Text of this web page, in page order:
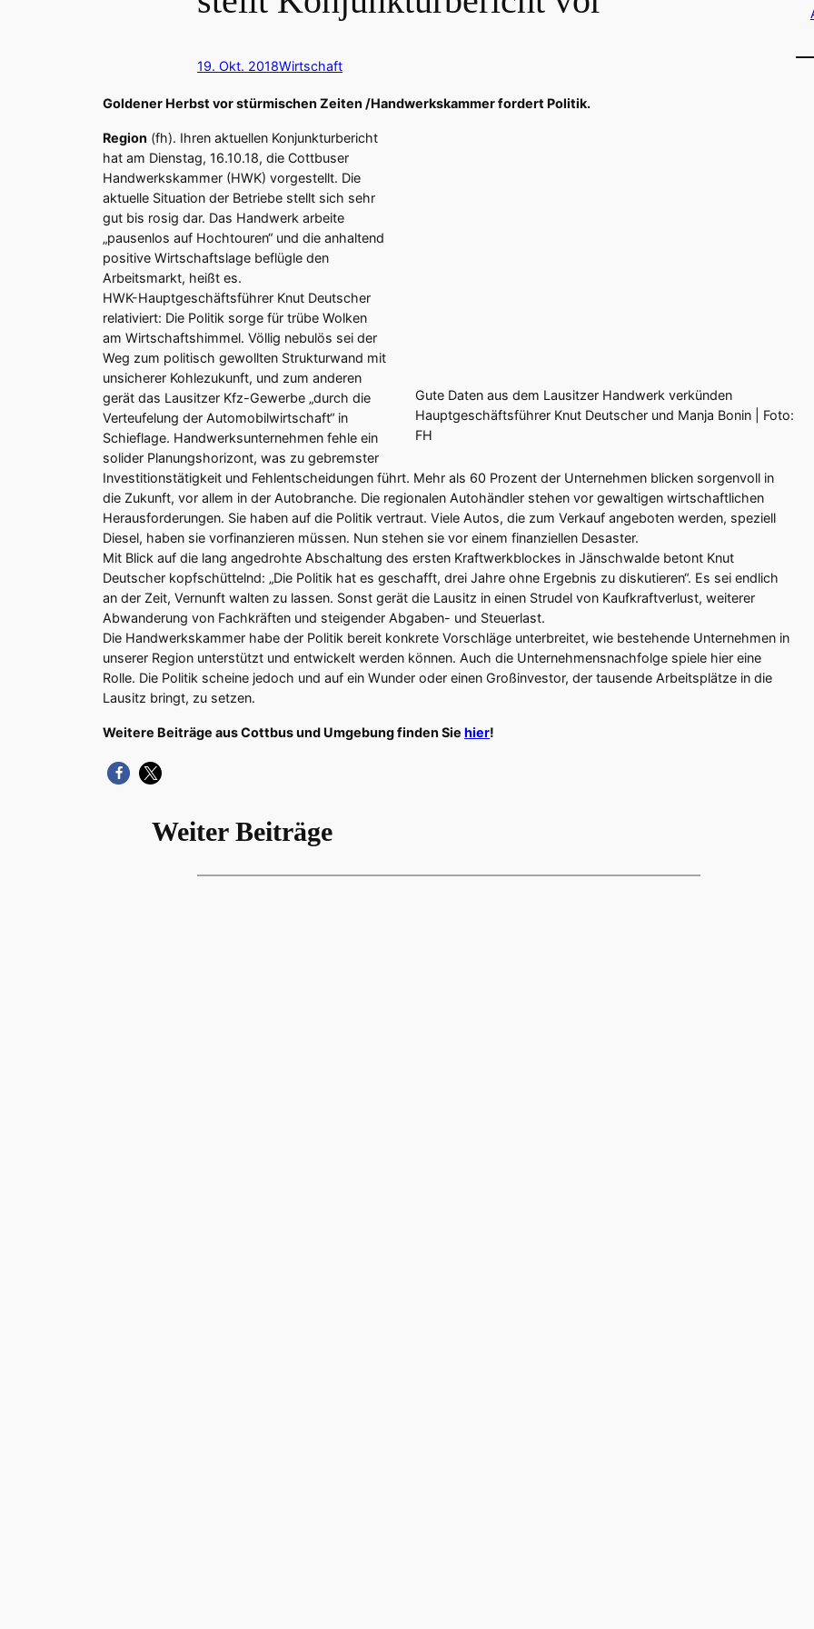
19. Okt. 2018Wirtschaft
Goldener Herbst vor stürmischen Zeiten /Handwerkskammer fordert Politik.
Gute Daten aus dem Lausitzer Handwerk verkünden
Hauptgeschäftsführer Knut Deutscher und Manja Bonin | Foto:
FH
Region (fh). Ihren aktuellen Konjunkturbericht
hat am Dienstag, 16.10.18, die Cottbuser
Handwerkskammer (HWK) vorgestellt. Die
aktuelle Situation der Betriebe stellt sich sehr
gut bis rosig dar. Das Handwerk arbeite
„pausenlos auf Hochtouren“ und die anhaltend
positive Wirtschaftslage beflügle den
Arbeitsmarkt, heißt es.
HWK-Hauptgeschäftsführer Knut Deutscher
relativiert: Die Politik sorge für trübe Wolken
am Wirtschaftshimmel. Völlig nebulös sei der
Weg zum politisch gewollten Strukturwand mit
unsicherer Kohlezukunft, und zum anderen
gerät das Lausitzer Kfz-Gewerbe „durch die
Verteufelung der Automobilwirtschaft“ in
Schieflage. Handwerksunternehmen fehle ein
solider Planungshorizont, was zu gebremster
Investitionstätigkeit und Fehlentscheidungen führt. Mehr als 60 Prozent der Unternehmen blicken sorgenvoll in
die Zukunft, vor allem in der Autobranche. Die regionalen Autohändler stehen vor gewaltigen wirtschaftlichen
Herausforderungen. Sie haben auf die Politik vertraut. Viele Autos, die zum Verkauf angeboten werden, speziell
Diesel, haben sie vorfinanzieren müssen. Nun stehen sie vor einem finanziellen Desaster.
Mit Blick auf die lang angedrohte Abschaltung des ersten Kraftwerkblockes in Jänschwalde betont Knut
Deutscher kopfschüttelnd: „Die Politik hat es geschafft, drei Jahre ohne Ergebnis zu diskutieren“. Es sei endlich
an der Zeit, Vernunft walten zu lassen. Sonst gerät die Lausitz in einen Strudel von Kaufkraftverlust, weiterer
Abwanderung von Fachkräften und steigender Abgaben- und Steuerlast.
Die Handwerkskammer habe der Politik bereit konkrete Vorschläge unterbreitet, wie bestehende Unternehmen in
unserer Region unterstützt und entwickelt werden können. Auch die Unternehmensnachfolge spiele hier eine
Rolle. Die Politik scheine jedoch und auf ein Wunder oder einen Großinvestor, der tausende Arbeitsplätze in die
Lausitz bringt, zu setzen.
Weitere Beiträge aus Cottbus und Umgebung finden Siehier!
Weiter Beiträge